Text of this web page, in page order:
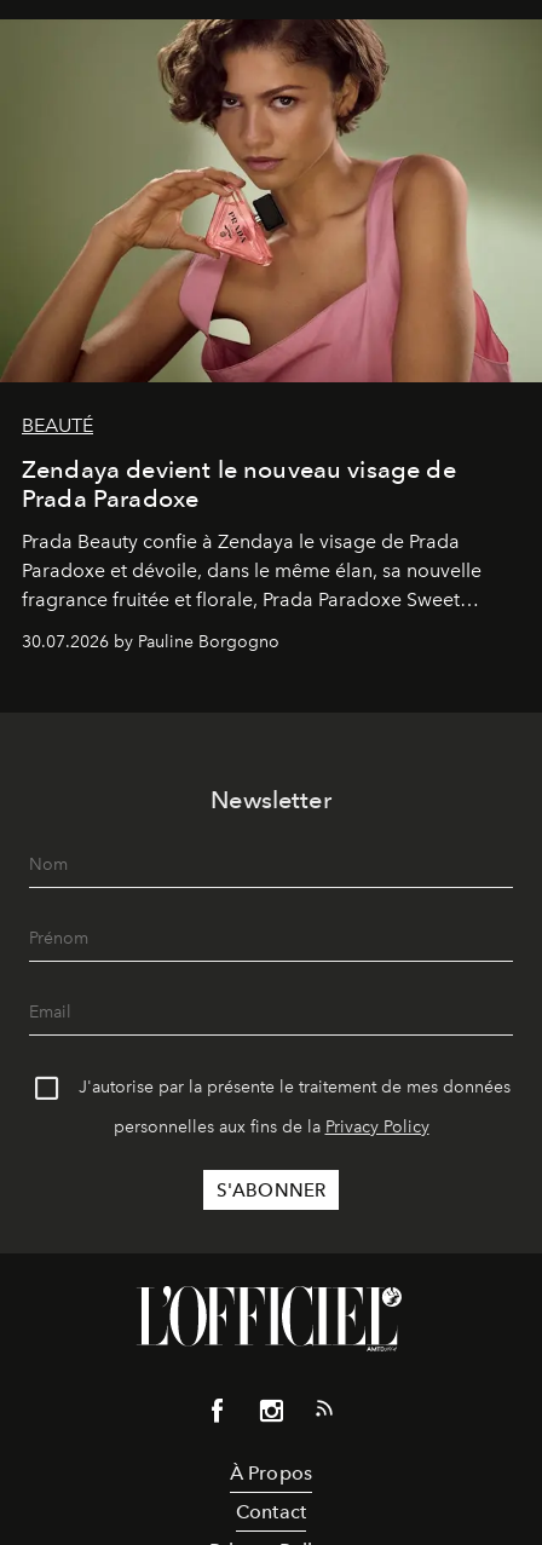
émerveillement.
BEAUTÉ
Zendaya devient le nouveau visage de
Prada Paradoxe
Prada Beauty confie à Zendaya le visage de Prada
Paradoxe et dévoile, dans le même élan, sa nouvelle
fragrance fruitée et florale, Prada Paradoxe Sweet
Chemistry Eau de Parfum.
30.07.2026 by Pauline Borgogno
Newsletter
J'autorise par la présente le traitement de mes données
personnelles aux fins de la Privacy Policy
À Propos
Contact